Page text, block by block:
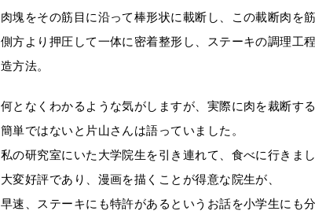
肉塊をその筋目に沿って棒形状に載断し、この載断肉を
側方より押圧して一体に密着整形し、ステーキの調理工
造方法。
何となくわかるような気がしますが、実際に肉を裁断す
簡単ではないと片山さんは語っていました。
私の研究室にいた大学院生を引き連れて、食べに行きまし
大変好評であり、漫画を描くことが得意な院生が、
早速、ステーキにも特許があるというお話を小学生にも